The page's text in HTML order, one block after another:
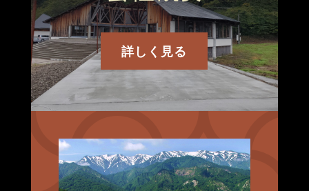
詳しく見る